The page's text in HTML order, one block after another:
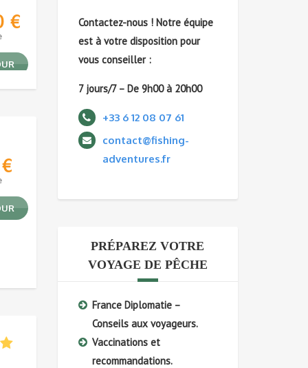
€
€
Contactez-nous ! Notre équipe
est à votre disposition pour
vous conseiller :
7 jours/7 – De 9h00 à 20h00
+33 6 12 08 07 61
contact@fishing-
adventures.fr
PRÉPAREZ VOTRE
VOYAGE DE PÊCHE
France Diplomatie –
Conseils aux voyageurs.
Vaccinations et
recommandations.